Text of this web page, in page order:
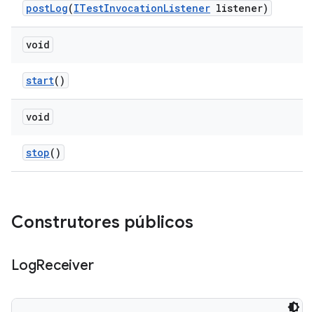
postLog(ITestInvocationListener listener)
void
start()
void
stop()
Construtores públicos
LogReceiver